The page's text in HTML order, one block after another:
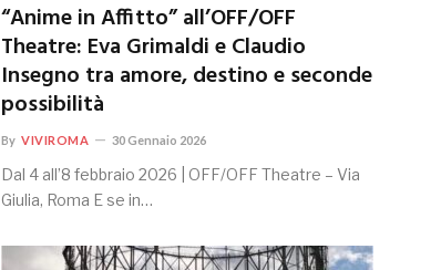
“Anime in Affitto” all’OFF/OFF
Theatre: Eva Grimaldi e Claudio
Insegno tra amore, destino e seconde
possibilità
By VIVIROMA 30 Gennaio 2026
Dal 4 all’8 febbraio 2026 | OFF/OFF Theatre – Via
Giulia, Roma E se in…